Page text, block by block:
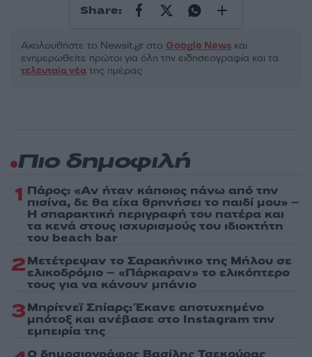
Share:
Ακολουθήστε το Νewsit.gr στο Google News και
ενημερωθείτε πρώτοι για όλη την ειδησεογραφία και τα
τελευταία νέα της ημέρας
Πιο δημοφιλή
1 Πάρος: «Αν ήταν κάποιος πάνω από την
πισίνα, δε θα είχα θρηνήσει το παιδί μου» –
Η σπαρακτική περιγραφή του πατέρα και
τα κενά στους ισχυρισμούς του ιδιοκτήτη
του beach bar
2Μετέτρεψαν το Σαρακήνικο της Μήλου σε
ελικοδρόμιο – «Πάρκαραν» το ελικόπτερο
τους για να κάνουν μπάνιο
3Μπρίτνεϊ Σπίαρς: Έκανε αποτυχημένο
μπότοξ και ανέβασε στο Instagram την
εμπειρία της